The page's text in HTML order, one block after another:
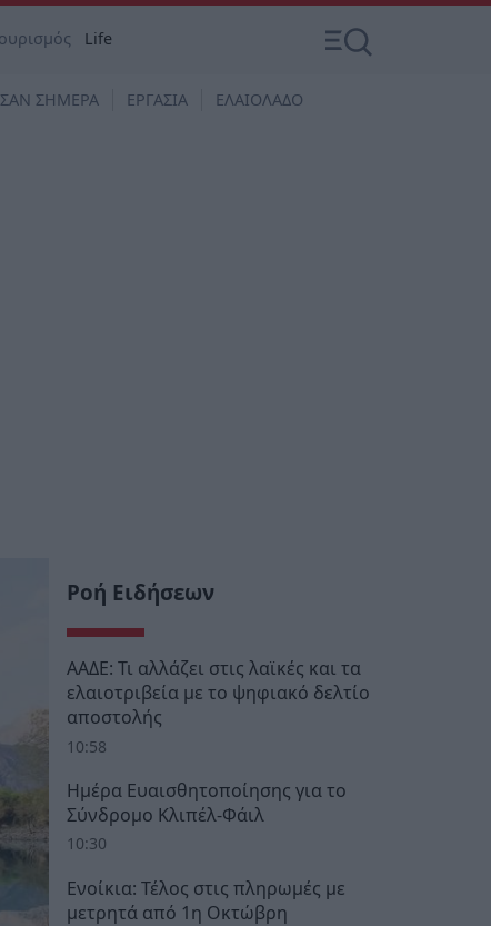
Life
ΣΑΝ ΣΗΜΕΡΑ ΕΡΓΑΣΙΑ ΕΛΑΙΟΛΑΔΟ
Ροή Ειδήσεων
ΑΑΔΕ: Τι αλλάζει στις λαϊκές και τα
ελαιοτριβεία με το ψηφιακό δελτίο
αποστολής
10:58
Ημέρα Ευαισθητοποίησης για το
Σύνδρομο Κλιπέλ-Φάιλ
10:30
Ενοίκια: Τέλος στις πληρωμές με
μετρητά από 1η Οκτώβρη